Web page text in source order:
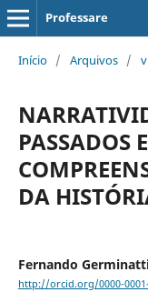
Professare
Início / Arquivos /
PASSADOS
DA
Fernando
http://orcid.org/0000-